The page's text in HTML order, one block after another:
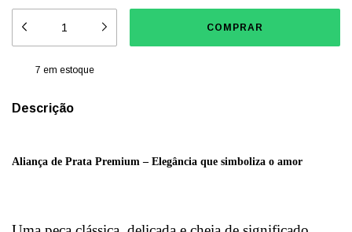
7 em estoque
Descrição
Aliança de Prata Premium – Elegância que simboliza o amor